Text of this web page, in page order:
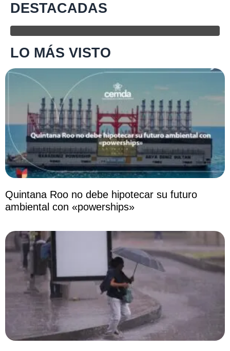
DESTACADAS
LO MÁS VISTO
Quintana Roo no debe hipotecar su futuro
ambiental con «powerships»